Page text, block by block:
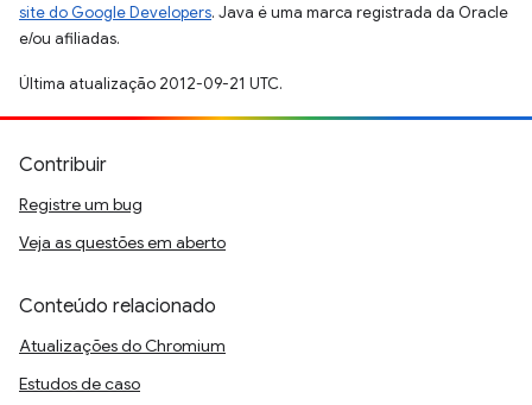
site do Google Developers. Java é uma marca registrada da Oracle
e/ou afiliadas.
Última atualização 2012-09-21 UTC.
Contribuir
Registre um bug
Veja as questões em aberto
Conteúdo relacionado
Atualizações do Chromium
Estudos de caso